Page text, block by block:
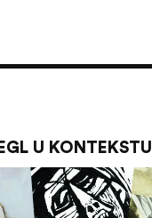
U KONTEKSTU